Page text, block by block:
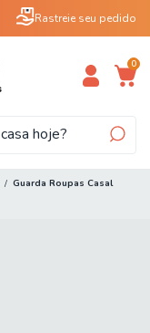
Rastreie seu pedido
0
/ Guarda Roupas Casal